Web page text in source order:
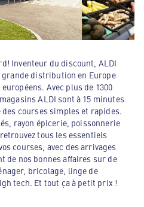
Inventeur du discount, ALDI
distribution en Europe
Avec plus de 1300
ALDI sont à 15 minutes
courses simples et rapides.
rayon épicerie, poissonnerie
tous les essentiels
courses, avec des arrivages
de nos bonnes affaires sur de
bricolage, linge de
tech. Et tout ça à petit prix !